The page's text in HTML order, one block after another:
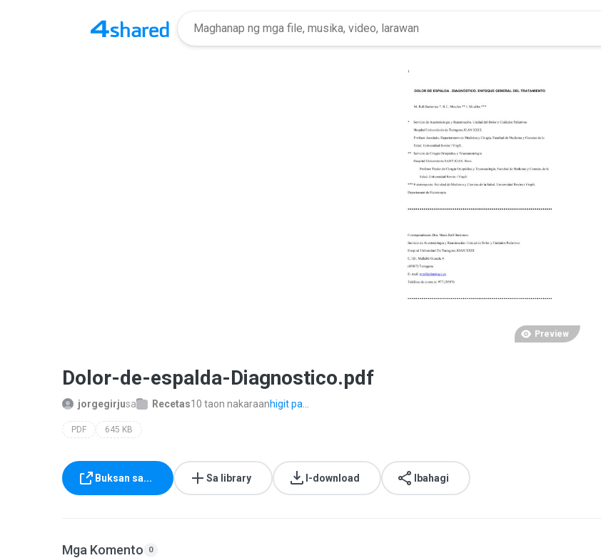
Preview
Dolor-de-espalda-Diagnostico.pdf
jorgegirjusa Recetas10 taon nakaraanhigit pa...
PDF 645 KB
Buksan sa... Sa library I-download Ibahagi
Mga Komento 0